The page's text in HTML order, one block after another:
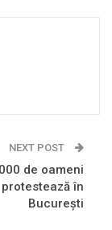
NEXT POST
de oameni
protestează în
Bucureşti